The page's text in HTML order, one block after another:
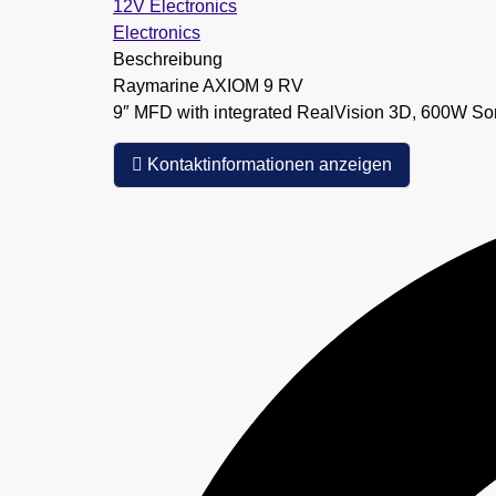
12V Electronics
Electronics
Beschreibung
Raymarine AXIOM 9 RV
9″ MFD with integrated RealVision 3D, 600W
Kontaktinformationen anzeigen